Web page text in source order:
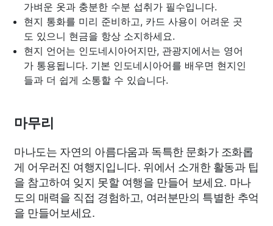
가벼운 옷과 충분한 수분 섭취가 필수입니다.
현지 통화를 미리 준비하고, 카드 사용이 어려운 곳
도 있으니 현금을 항상 소지하세요.
현지 언어는 인도네시아어지만, 관광지에서는 영어
가 통용됩니다. 기본 인도네시아어를 배우면 현지인
들과 더 쉽게 소통할 수 있습니다.
마무리
마나도는 자연의 아름다움과 독특한 문화가 조화롭
게 어우러진 여행지입니다. 위에서 소개한 활동과 팁
을 참고하여 잊지 못할 여행을 만들어 보세요. 마나
도의 매력을 직접 경험하고, 여러분만의 특별한 추억
을 만들어보세요.